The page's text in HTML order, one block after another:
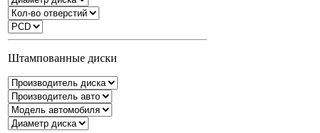
Штампованные диски